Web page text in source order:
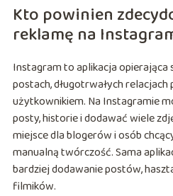
Kto powinien
reklamę na
Instagram to aplikacja opierająca
postach, długotrwałych
użytkownikiem. Na Instagramie
posty, historie i dodawać wiele
miejsce dla blogerów i osób
manualną twórczość. Sama
bardziej dodawanie postów,
filmików.